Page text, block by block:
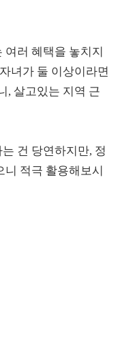
여러 혜택을 놓치지
녀가 둘 이상이라면
, 살고있는 지역 근
건 당연하지만, 정
니 적극 활용해보시